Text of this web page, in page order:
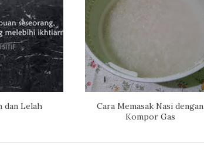
dan Lelah
Cara Memasak Nasi dengan
Kompor Gas